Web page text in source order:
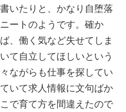
いたりと、かなり自堕落
ートのようです。確か
、働く気など失せてしま
て自立してほしいという
ながらも仕事を探してい
いて求人情報に文句ばか
で育て方を間違えたので